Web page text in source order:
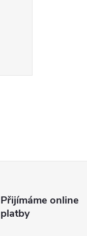
Přijímáme online
platby